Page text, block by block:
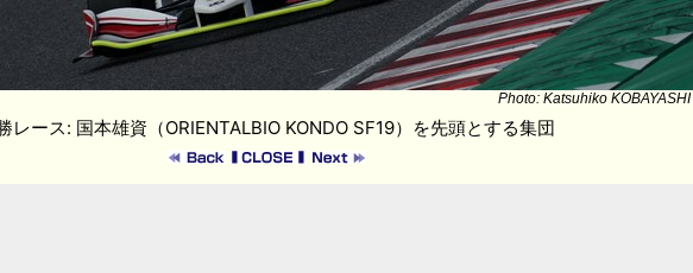
Photo: Katsuhiko KOBAYASHI
レース: 国本雄資（ORIENTALBIO KONDO SF19）を先頭とする集団